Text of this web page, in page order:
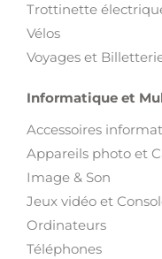
Trottinette
Vélos
Voyages et
Informatique et
Accessoires
Appareils photo et
Image & Son
Jeux vidéo et
Ordinateurs
Téléphones